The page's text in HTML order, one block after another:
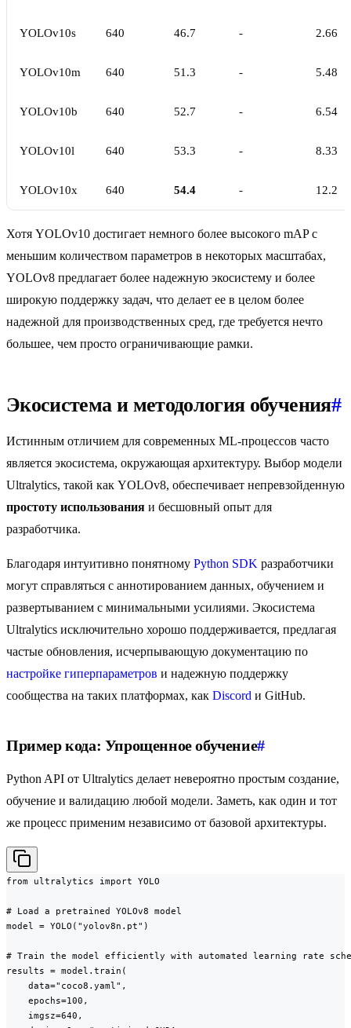
YOLOv10s 640 46.7 - 2.66
YOLOv10m 640 51.3 - 5.48
YOLOv10b 640 52.7 - 6.54
YOLOv10l 640 53.3 - 8.33
YOLOv10x 640 54.4 - 12.2
Хотя YOLOv10 достигает немного более высокого mAP с
меньшим количеством параметров в некоторых масштабах,
YOLOv8 предлагает более надежную экосистему и более
широкую поддержку задач, что делает ее в целом более
надежной для производственных сред, где требуется нечто
большее, чем просто ограничивающие рамки.
Экосистема и методология обучения#
Истинным отличием для современных ML-процессов часто
является экосистема, окружающая архитектуру. Выбор модели
Ultralytics, такой как YOLOv8, обеспечивает непревзойденную
простоту использования и бесшовный опыт для
разработчика.
Благодаря интуитивно понятному Python SDK разработчики
могут справляться с аннотированием данных, обучением и
развертыванием с минимальными усилиями. Экосистема
Ultralytics исключительно хорошо поддерживается, предлагая
частые обновления, исчерпывающую документацию по
настройке гиперпараметров и надежную поддержку
сообщества на таких платформах, как Discord и GitHub.
Пример кода: Упрощенное обучение#
Python API от Ultralytics делает невероятно простым создание,
обучение и валидацию любой модели. Заметь, как один и тот
же процесс применим независимо от базовой архитектуры.
from ultralytics import YOLO
# Load a pretrained YOLOv8 model
model = YOLO("yolov8n.pt")
# Train the model efficiently with automated learning rate
results = model.train(
    data="coco8.yaml",
    epochs=100,
    imgsz=640,